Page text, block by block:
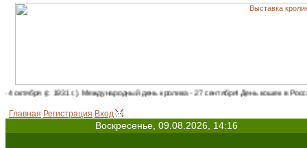
Международный день кролика - 27 сентября! День кошек в России - 1 марта!
Главная Регистрация Вход
Воскресенье, 09.08.2026, 14:16